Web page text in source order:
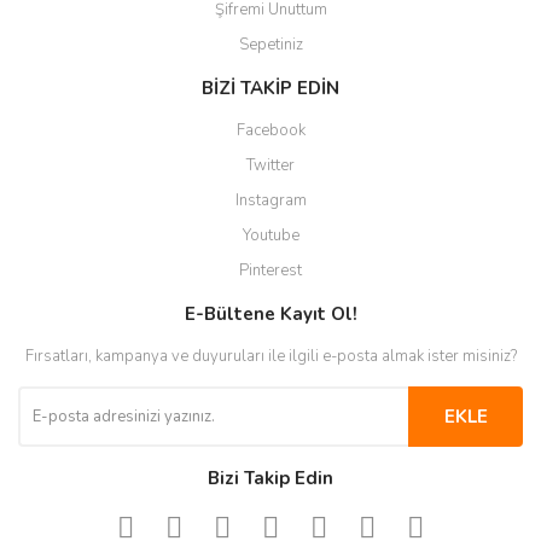
Şifremi Unuttum
Sepetiniz
BİZİ TAKİP EDİN
Facebook
Twitter
Instagram
Youtube
Pinterest
E-Bültene Kayıt Ol!
Fırsatları, kampanya ve duyuruları ile ilgili e-posta almak ister misiniz?
EKLE
Bizi Takip Edin